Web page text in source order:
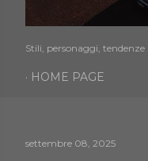
Stili, personaggi, tendenze
HOME PAGE
settembre 08, 2025